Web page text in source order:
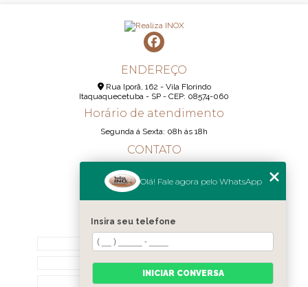
ENDEREÇO
Rua Iporã, 162 - Vila Florindo
Itaquaquecetuba - SP - CEP: 08574-060
Horário de atendimento
Segunda á Sexta: 08h ás 18h
CONTATO
(11) 98189-1344
MENU
HOME
QUEM SOMOS
CONTATO
Olá! Fale agora pelo WhatsApp
Insira seu telefone
INICIAR CONVERSA